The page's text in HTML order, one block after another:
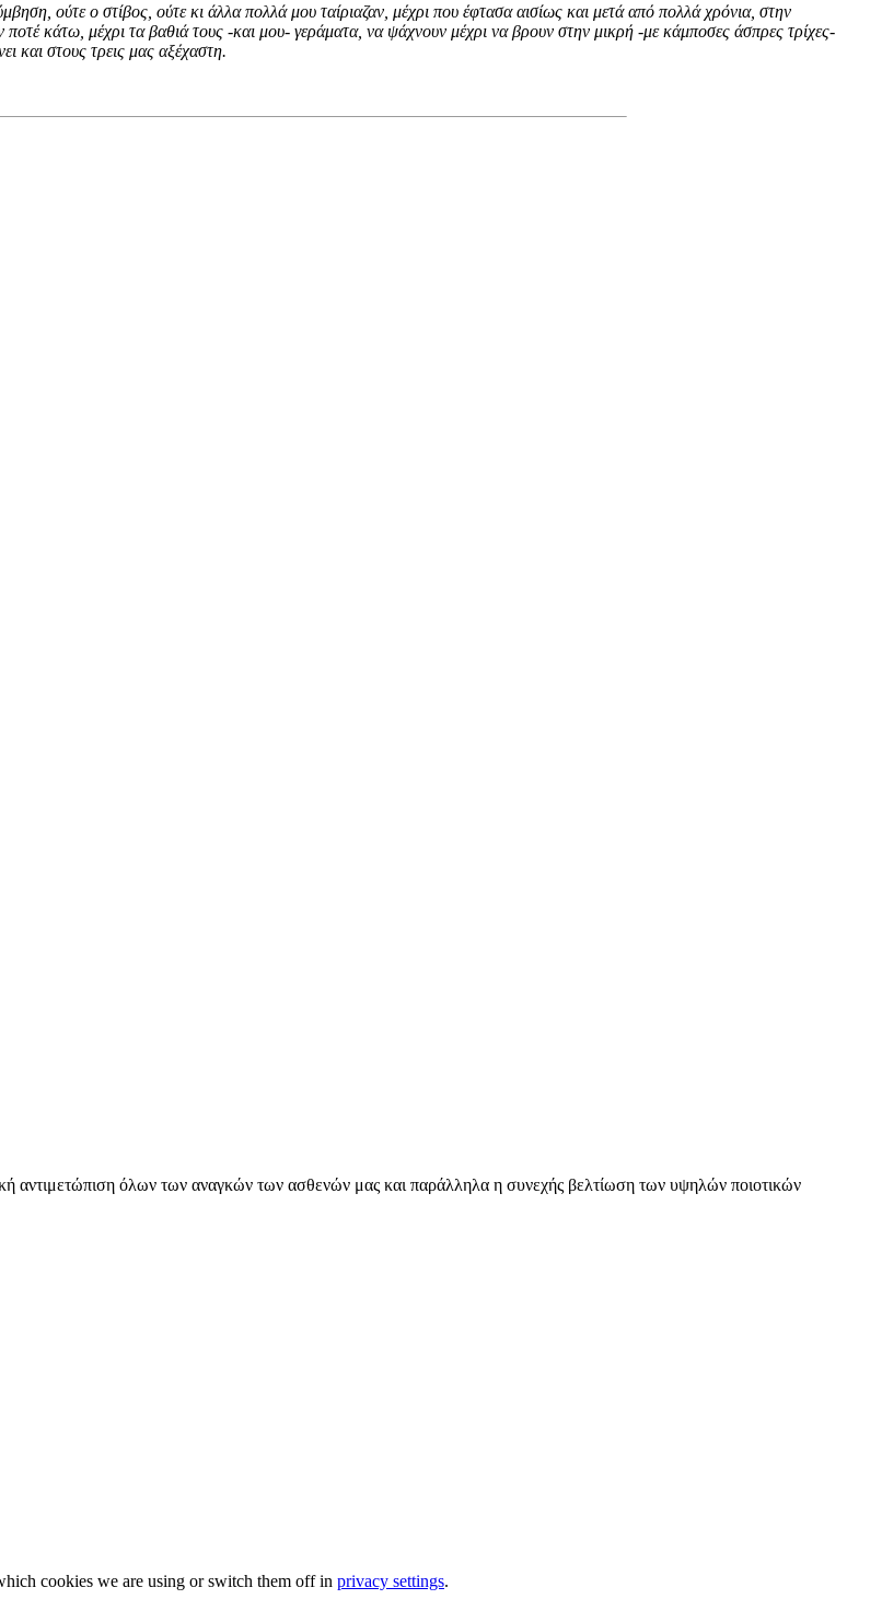
ούτε ο στίβος, ούτε κι άλλα πολλά μου ταίριαζαν, μέχρι που έφτασα αισίως και μετά από πολλά χρόνια, στην
ποτέ κάτω, μέχρι τα βαθιά τους -και μου- γεράματα, να ψάχνουν μέχρι να βρουν στην μικρή -με κάμποσες άσπρες τρίχες-
και στους τρεις μας αξέχαστη.
αντιμετώπιση όλων των αναγκών των ασθενών μας και παράλληλα η συνεχής βελτίωση των υψηλών ποιοτικών
cookies we are using or switch them off in privacy settings.